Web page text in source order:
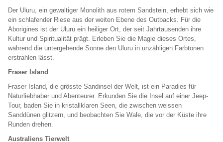
Der Uluru, ein gewaltiger Monolith aus rotem Sandstein, erhebt sich wie
ein schlafender Riese aus der weiten Ebene des Outbacks. Für die
Aborigines ist der Uluru ein heiliger Ort, der seit Jahrtausenden ihre
Kultur und Spiritualität prägt. Erleben Sie die Magie dieses Ortes,
während die untergehende Sonne den Uluru in unzähligen Farbtönen
erstrahlen lässt.
Fraser Island
Fraser Island, die grösste Sandinsel der Welt, ist ein Paradies für
Naturliebhaber und Abenteurer. Erkunden Sie die Insel auf einer Jeep-
Tour, baden Sie in kristallklaren Seen, die zwischen weissen
Sanddünen glitzern, und beobachten Sie Wale, die vor der Küste ihre
Runden drehen.
Australiens Tierwelt